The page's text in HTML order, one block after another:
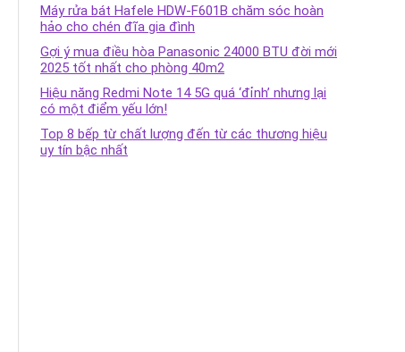
Máy rửa bát Hafele HDW-F601B chăm sóc hoàn
hảo cho chén đĩa gia đình
Gợi ý mua điều hòa Panasonic 24000 BTU đời mới
2025 tốt nhất cho phòng 40m2
Hiệu năng Redmi Note 14 5G quá ‘đỉnh’ nhưng lại
có một điểm yếu lớn!
Top 8 bếp từ chất lượng đến từ các thương hiệu
uy tín bậc nhất